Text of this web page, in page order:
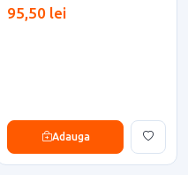
95,50 lei
Adauga